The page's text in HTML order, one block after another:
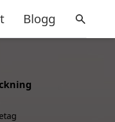
Blogg